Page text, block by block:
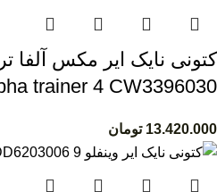
trainer 4 CW3396030
13.420.000 تومان